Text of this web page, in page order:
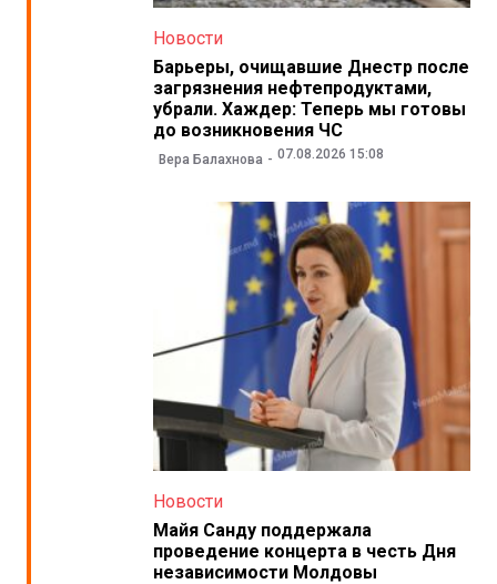
Новости
Барьеры, очищавшие Днестр после
загрязнения нефтепродуктами,
убрали. Хаждер: Теперь мы готовы
до возникновения ЧС
Вера Балахнова 07.08.2026 15:08
Новости
Майя Санду поддержала
проведение концерта в честь Дня
независимости Молдовы